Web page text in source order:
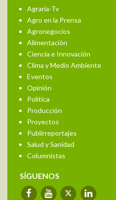
Agraria-Tv
Agro en la Prensa
Agronegocios
Alimentación
Ciencia e Innovación
Clima y Medio Ambiente
Eventos
Opinión
Política
Producción
Proyectos
Publirreportajes
Salud y Sanidad
Columnistas
SÍGUENOS